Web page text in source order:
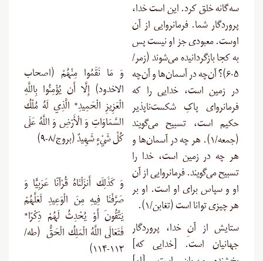
سه‌گانه خلق کرد. این است خدا،
پروردگار شما. فرمانروایی از آن
اوست. معبودی جز او نیست پس
به کجا بازگردانیده می‌شوند (زمر/
۵-۶)؟ آن‌چه در آسمان‌ها و آن‌چه
در زمین است، خدایی را که
فرمانروای پاکِ شکست‌ناپذیر
حکیم است، تسبیح می‌گویند
(جمعه/۱). هر چه در آسمان‌ها و
هر چه در زمین است، خدا را
تسبیح می‌گویند. فرمانروایی از آن
او و سپاس برای او است. او بر
هر چیزی توانا است (تغابن/۱ ).
ستایش از آنِ خدا، پروردگار
جهانیان است. [خدایی که]
وَ مَا نَقَمُوا مِنْهُمْ (اصحاب
الاخدود) إِلَّا أَن يُؤْمِنُوا بِاللَّهِ
الْعَزِيزِ الْحَمِيدِ* الَّذِي لَهُ مُلْكُ
السَّمَاوَاتِ وَ الْأَرْضِ وَ اللَّهُ عَلَى
كُلِّ شَيْءٍ شَهِيدٌ (بروج/۸-۹)
وَ كَذَلِكَ أَنزَلْنَاهُ قُرْآنًا عَرَبِيًّا وَ
صَرَّفْنَا فِيهِ مِنَ الْوَعِيدِ لَعَلَّهُمْ
يَتَّقُونَ أَوْ يُحْدِثُ لَهُمْ ذِكْرًا*
فَتَعَالَى اللَّهُ الْمَلِكُ الْحَقُّ (طه/
۱۱۳-۱۱۴)